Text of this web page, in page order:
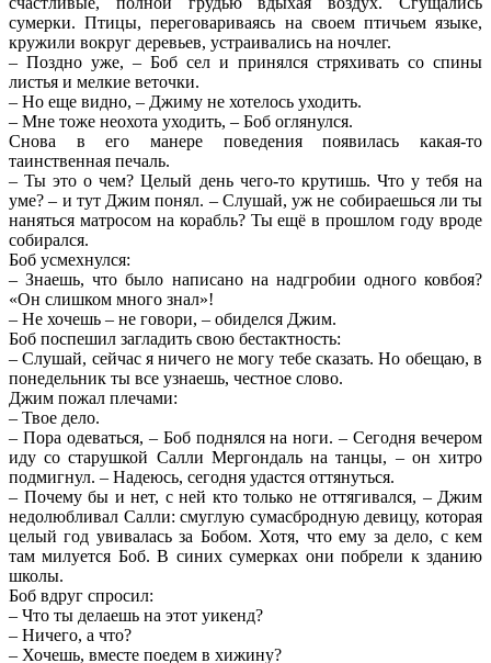
сумерки. Птицы, переговариваясь на своем птичьем языке,
кружили вокруг деревьев, устраивались на ночлег.
– Поздно уже, – Боб сел и принялся стряхивать со спины
листья и мелкие веточки.
– Но еще видно, – Джиму не хотелось уходить.
– Мне тоже неохота уходить, – Боб оглянулся.
Снова в его манере поведения появилась какая-то
таинственная печаль.
– Ты это о чем? Целый день чего-то крутишь. Что у тебя на
уме? – и тут Джим понял. – Слушай, уж не собираешься ли ты
наняться матросом на корабль? Ты ещё в прошлом году вроде
собирался.
Боб усмехнулся:
– Знаешь, что было написано на надгробии одного ковбоя?
«Он слишком много знал»!
– Не хочешь – не говори, – обиделся Джим.
Боб поспешил загладить свою бестактность:
– Слушай, сейчас я ничего не могу тебе сказать. Но обещаю, в
понедельник ты все узнаешь, честное слово.
Джим пожал плечами:
– Твое дело.
– Пора одеваться, – Боб поднялся на ноги. – Сегодня вечером
иду со старушкой Салли Мергондаль на танцы, – он хитро
подмигнул. – Надеюсь, сегодня удастся оттянуться.
– Почему бы и нет, с ней кто только не оттягивался, – Джим
недолюбливал Салли: смуглую сумасбродную девицу, которая
целый год увивалась за Бобом. Хотя, что ему за дело, с кем
там милуется Боб. В синих сумерках они побрели к зданию
школы.
Боб вдруг спросил:
– Что ты делаешь на этот уикенд?
– Ничего, а что?
– Хочешь, вместе поедем в хижину?